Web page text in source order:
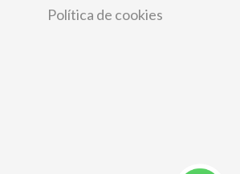
Política de cookies